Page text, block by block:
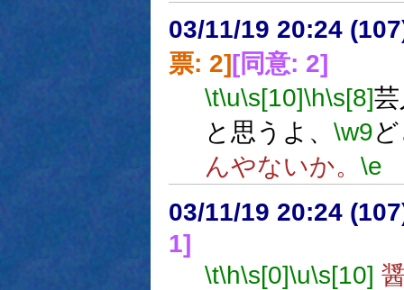
03/11/19 20:24
票: 2] [同意: 2]
\t\u\s[10]\h\s[8]
と思うよ、 \w9
んやないか。 \e
03/11/19 20:24
1]
\t\h\s[0]\u\s[10]